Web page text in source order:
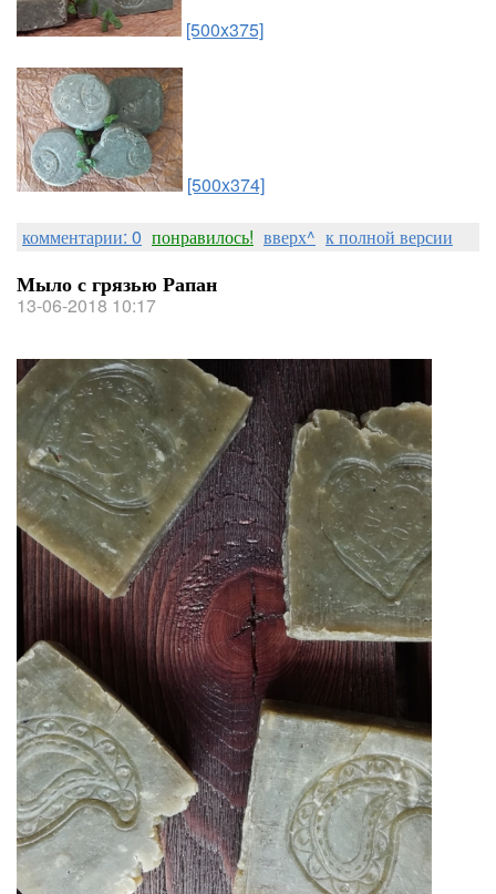
[500x375]
[500x374]
комментарии: 0 понравилось! вверх^ к полной версии
Мыло с грязью Рапан
13-06-2018 10:17